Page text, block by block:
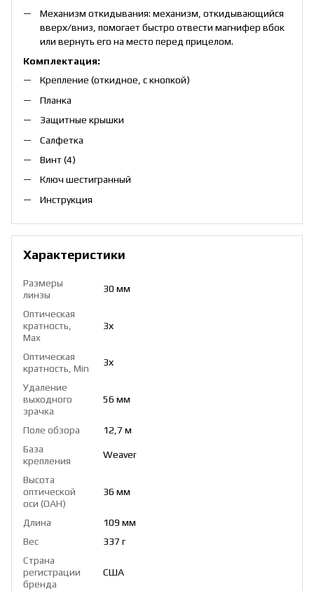
Механизм откидывания: механизм, откидывающийся
вверх/вниз, помогает быстро отвести магнифер вбок
или вернуть его на место перед прицелом.
Комплектация:
Крепление (откидное, с кнопкой)
Планка
Защитные крышки
Салфетка
Винт (4)
Ключ шестигранный
Инструкция
Характеристики
Размеры
линзы
30 мм
Оптическая
кратность,
Max
3х
Оптическая
кратность, Min
3х
Удаление
выходного
зрачка
56 мм
Поле обзора
12,7 м
База
крепления
Weaver
Высота
оптической
оси (OAH)
36 мм
Длина
109 мм
Вес
337 г
Страна
регистрации
бренда
США